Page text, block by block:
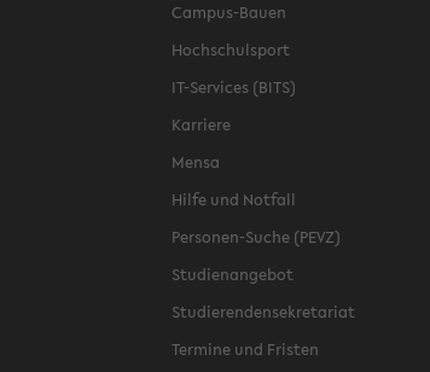
Campus-Bauen
Hochschulsport
IT-Services (BITS)
Karriere
Mensa
Hilfe und Notfall
Personen-Suche (PEVZ)
Studienangebot
Studierendensekretariat
Termine und Fristen